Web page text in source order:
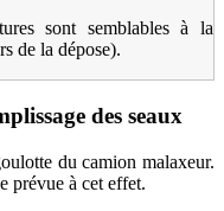
sont semblables à la
de la dépose).
des seaux
du camion malaxeur.
prévue à cet effet.